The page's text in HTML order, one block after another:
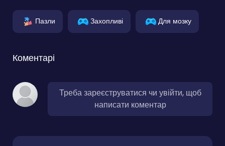
Пазли Захопливі Для мозку
Коментарі
Треба зареєструватися чи увійти, щоб
написати коментар